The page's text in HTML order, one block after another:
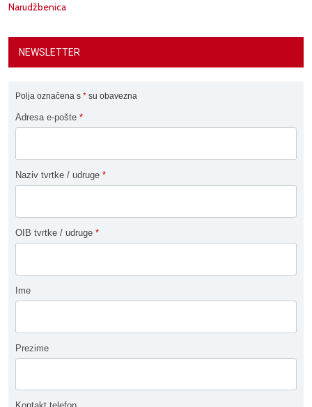
Narudžbenica
NEWSLETTER
Polja označena s * su obavezna
Adresa e-pošte *
Naziv tvrtke / udruge *
OIB tvrtke / udruge *
Ime
Prezime